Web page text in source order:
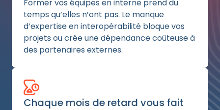
Former vos équipes en interne prend du
temps qu’elles n’ont pas. Le manque
d’expertise en interopérabilité bloque vos
projets ou crée une dépendance coûteuse à
des partenaires externes.
Chaque mois de retard vous fait